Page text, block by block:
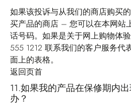
如果该投诉与从我们的商店购买
买产品的商店 – 您可以在本网站
话号码。如果是关于网上购物体
555 1212 联系我们的客户服务代
面上的表格。
返回页首
11.如果我的产品在保修期内
办？